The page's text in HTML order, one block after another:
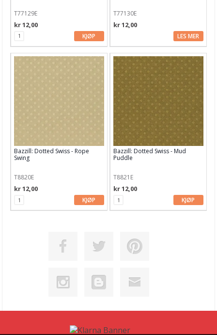
T77129E
kr 12,00
KJØP
T77130E
kr 12,00
LES MER
Bazzill: Dotted Swiss - Rope
Swing
T8820E
kr 12,00
KJØP
Bazzill: Dotted Swiss - Mud
Puddle
T8821E
kr 12,00
KJØP